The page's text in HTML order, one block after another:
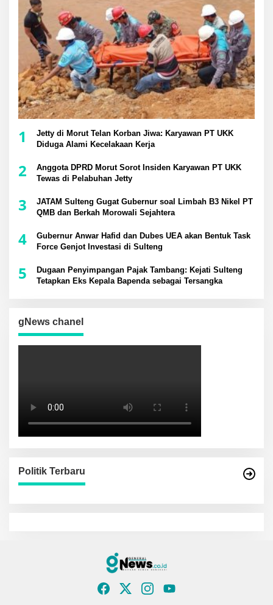
1
Jetty di Morut Telan Korban Jiwa: Karyawan PT UKK
Diduga Alami Kecelakaan Kerja
2
Anggota DPRD Morut Sorot Insiden Karyawan PT UKK
Tewas di Pelabuhan Jetty
3
JATAM Sulteng Gugat Gubernur soal Limbah B3 Nikel PT
QMB dan Berkah Morowali Sejahtera
4
Gubernur Anwar Hafid dan Dubes UEA akan Bentuk Task
Force Genjot Investasi di Sulteng
5
Dugaan Penyimpangan Pajak Tambang: Kejati Sulteng
Tetapkan Eks Kepala Bapenda sebagai Tersangka
gNews chanel
Politik Terbaru